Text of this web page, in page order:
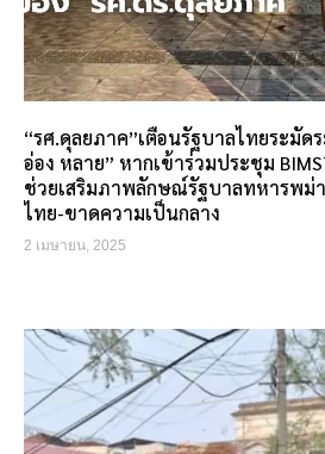
“รศ.ดุลยภาค”เตือนรัฐบาลไทยระมัด
อ่อง หลาย” หากเข้าร่วมประชุม
ช่วยเสริมภาพลักษณ์รัฐบาลทหารพ
ไทย-ขาดความเป็นกลาง
2 เมษายน, 2025